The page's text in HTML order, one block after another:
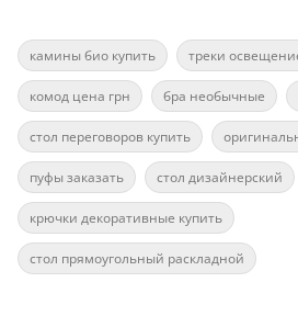
камины био купить треки
комод цена грн бра необычные
стол переговоров купить
пуфы заказать стол дизайнерский
крючки декоративные купить
стол прямоугольный раскладной